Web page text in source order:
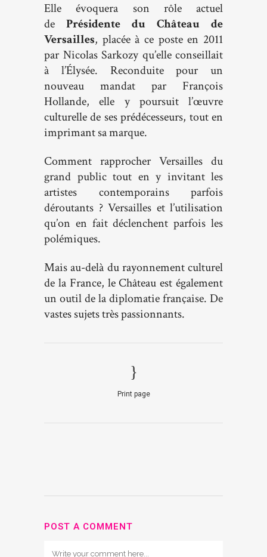
Elle évoquera son rôle actuel
de Présidente du Château de
Versailles, placée à ce poste en 2011
par Nicolas Sarkozy qu’elle conseillait
à l’Élysée. Reconduite pour un
nouveau mandat par François
Hollande, elle y poursuit l’œuvre
culturelle de ses prédécesseurs, tout en
imprimant sa marque.
Comment rapprocher Versailles du
grand public tout en y invitant les
artistes contemporains parfois
déroutants ? Versailles et l’utilisation
qu’on en fait déclenchent parfois les
polémiques.
Mais au-delà du rayonnement culturel
de la France, le Château est également
un outil de la diplomatie française. De
vastes sujets très passionnants.
Print page
POST A COMMENT